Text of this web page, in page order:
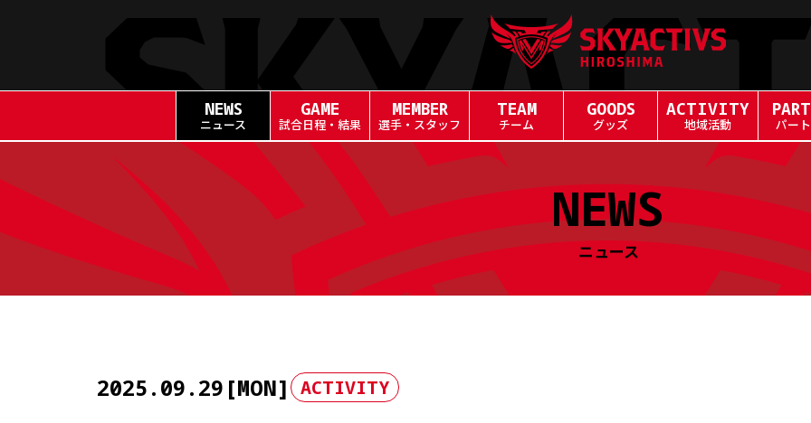
content
NEWS
ニュース
GAME
試合日程・結果
MEMBER
選手・スタッフ
TEAM
チーム
GOODS
グッズ
ACTIVITY
地域活動 パー
NEWS
ニュース
2025.09.29[MON] ACTIVITY